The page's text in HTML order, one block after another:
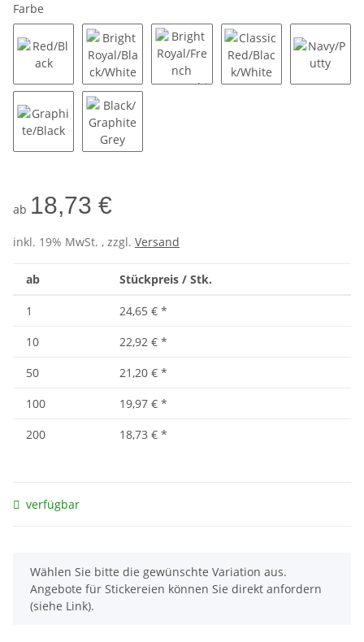
Farbe
Red/Black Bright Royal/Black/White
ab 18,73 €
inkl. 19% MwSt. , zzgl. Versand
ab Stückpreis / Stk.
1 24,65 € *
10
22,92 € *
50
21,20 € *
100
19,97 € *
200
18,73 € *
verfügbar
x
Wählen Sie bitte die gewünschte Variation aus.
Angebote für Stickereien können Sie direkt anfordern
(siehe Link).